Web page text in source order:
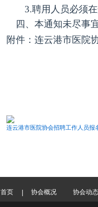
3.聘用人员必须
四、本通知未尽事
附件：连云港市医院
连云港市医院协会招聘工作人员报
首页 协会概况 协会动态